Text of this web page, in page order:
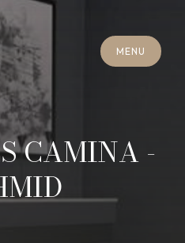
M EN U
MENU
US R A MO
US RAMON
F
R ME R
CAMINA -